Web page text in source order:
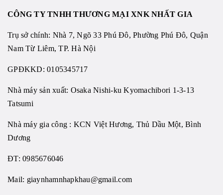
CÔNG TY TNHH THƯƠNG MẠI XNK NHẤT GIA
Trụ sở chính: Nhà 7, Ngõ 33 Phú Đô, Phường Phú Đô, Quận
Nam Từ Liêm, TP. Hà Nội
GPĐKKD: 0105345717
Nhà máy sản xuất: Osaka Nishi-ku Kyomachibori 1-3-13
Tatsumi
Nhà máy gia công : KCN Việt Hương, Thủ Dầu Một, Bình
Dương
ĐT: 0985676046
Mail: giaynhamnhapkhau@gmail.com